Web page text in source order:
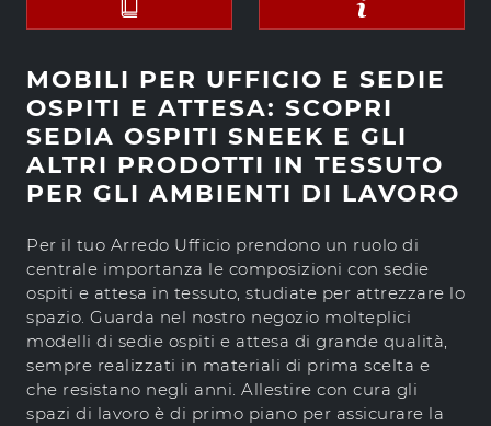
MOBILI PER UFFICIO E SEDIE
OSPITI E ATTESA: SCOPRI
SEDIA OSPITI SNEEK E GLI
ALTRI PRODOTTI IN TESSUTO
PER GLI AMBIENTI DI LAVORO
Per il tuo Arredo Ufficio prendono un ruolo di
centrale importanza le composizioni con sedie
ospiti e attesa in tessuto, studiate per attrezzare lo
spazio. Guarda nel nostro negozio molteplici
modelli di sedie ospiti e attesa di grande qualità,
sempre realizzati in materiali di prima scelta e
che resistano negli anni. Allestire con cura gli
spazi di lavoro è di primo piano per assicurare la